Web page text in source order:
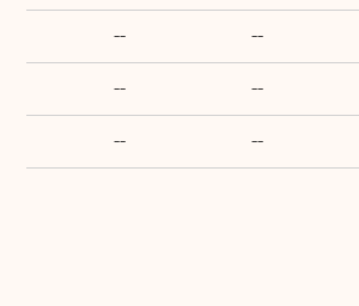
--
--
--
--
--
--